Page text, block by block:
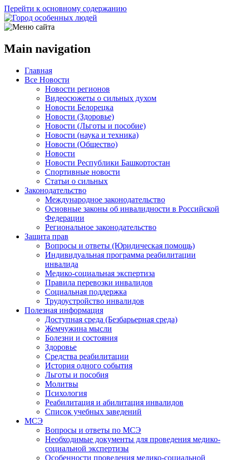
Перейти к основному содержанию
Main navigation
Главная
Все Новости
Новости регионов
Видеосюжеты о сильных духом
Новости Белорецка
Новости (Здоровье)
Новости (Льготы и пособие)
Новости (наука и техника)
Новости (Общество)
Новости
Новости Республики Башкортостан
Спортивные новости
Статьи о сильных
Законодательство
Международное законодательство
Основные законы об инвалидности в Российской
Федерации
Региональное законодательство
Защита прав
Вопросы и ответы (Юридическая помощь)
Индивидуальная программа реабилитации
инвалида
Медико-социальная экспертиза
Правила перевозки инвалидов
Социальная поддержка
Трудоустройство инвалидов
Полезная информация
Доступная среда (Безбарьерная среда)
Жемчужина мысли
Болезни и состояния
Здоровье
Средства реабилитации
История одного события
Льготы и пособия
Молитвы
Психология
Реабилитация и абилитация инвалидов
Список учебных заведений
МСЭ
Вопросы и ответы по МСЭ
Необходимые документы для проведения медико-
социальной экспертизы
Особенности проведения медико-социальной